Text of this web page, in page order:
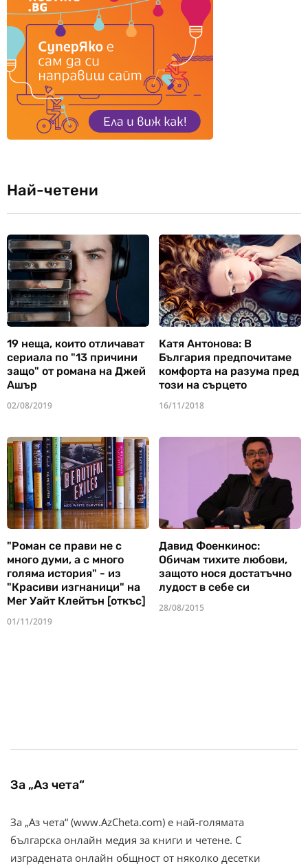
Най-четени
19 неща, които отличават
сериала по "13 причини
защо" от романа на Джей
Ашър
02/08/2019
Катя Антонова: В
България предпочитаме
комфорта на разума пред
този на сърцето
16/11/2018
"Роман се прави не с
много думи, а с много
голяма история" - из
"Красиви изгнаници" на
Мег Уайт Клейтън [откъс]
01/11/2019
Давид Фоенкинос:
Обичам тихите любови,
защото нося достатъчно
лудост в себе си
28/08/2015
За „Аз чета“
За „Аз чета“ (www.AzCheta.com) е най-голямата
българска онлайн медия за книги и четене. С
изградената онлайн общност от няколко десетки